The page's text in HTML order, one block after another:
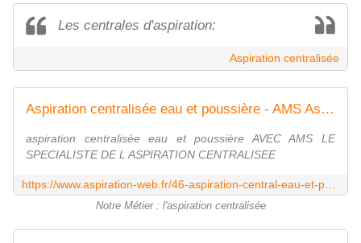
Les centrales d'aspiration:
Aspiration centralisée
Aspiration centralisée eau et poussière - AMS Aspiration Centralisée
aspiration centralisée eau et poussière AVEC AMS LE
SPECIALISTE DE L ASPIRATION CENTRALISEE
Notre Métier : l'aspiration centralisée